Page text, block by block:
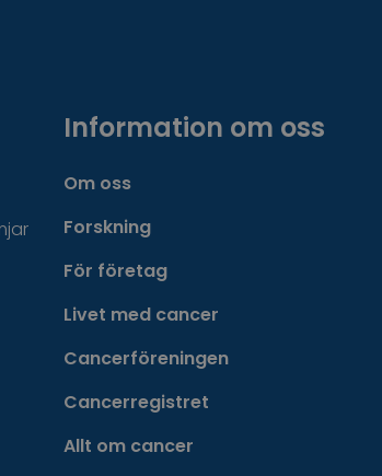
Information om oss
Om oss
Forskning
För företag
Livet med cancer
Cancerföreningen
Cancerregistret
Allt om cancer